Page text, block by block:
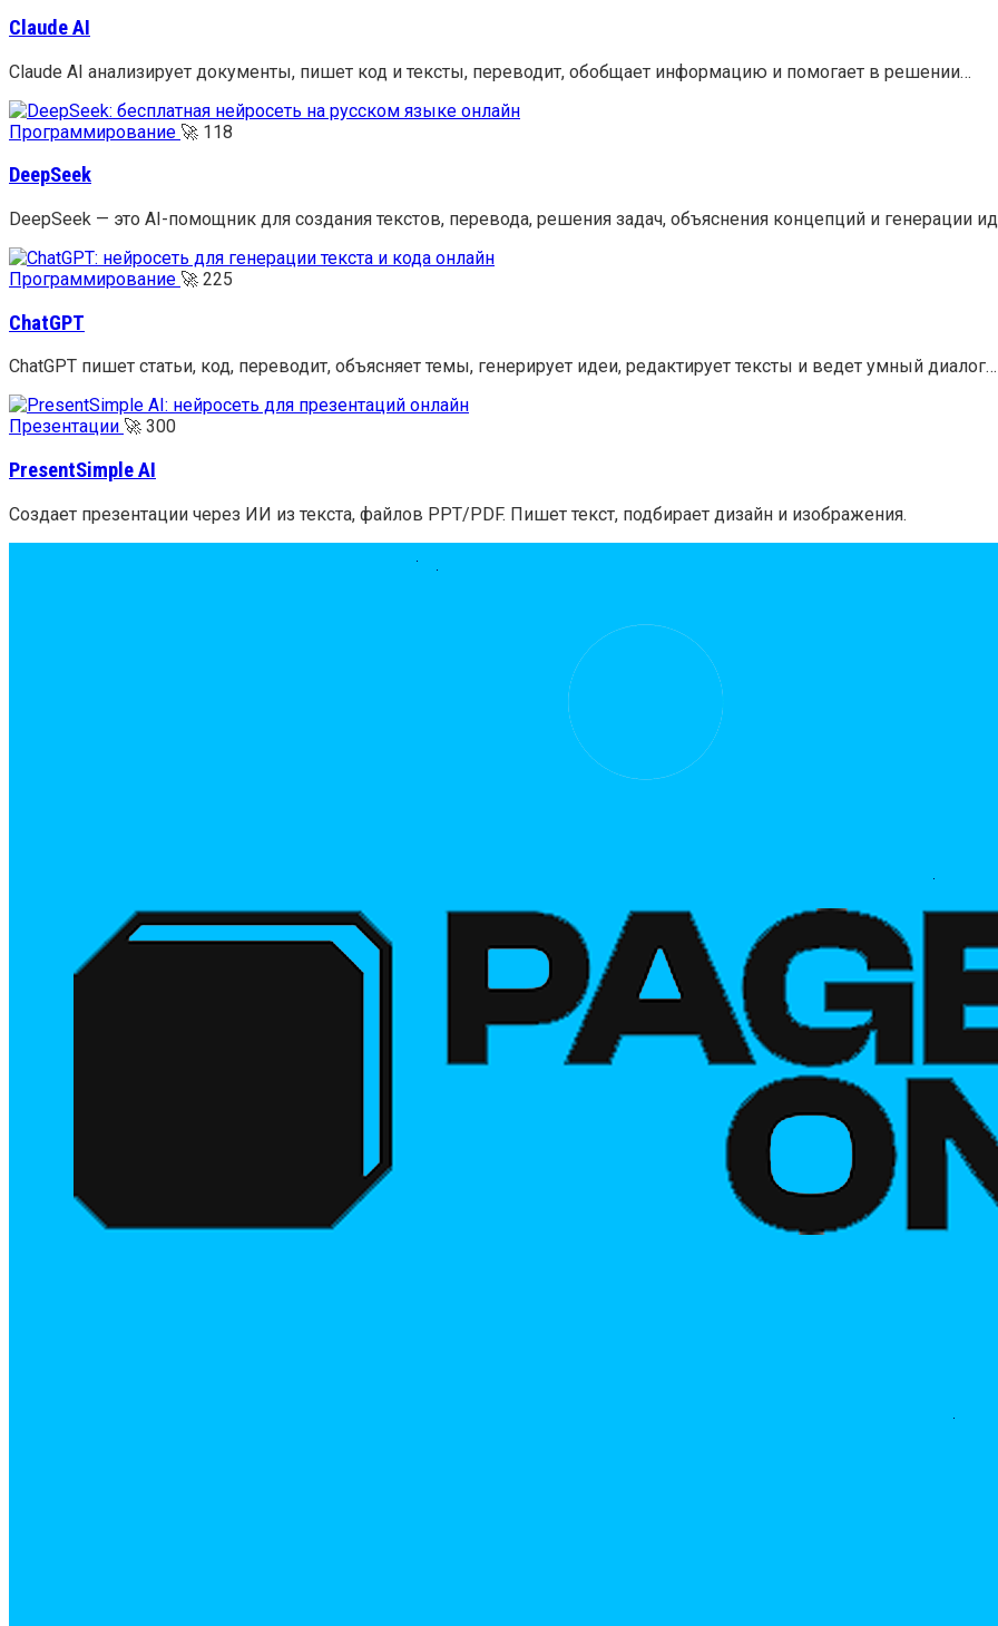
Claude AI
Claude AI анализирует документы, пишет код и тексты, переводит, обобщает информацию и помогает в решении…
Программирование 🚀 118
DeepSeek
DeepSeek — это AI-помощник для создания текстов, перевода, решения задач, объяснения концепций и генерации
Программирование 🚀 225
ChatGPT
ChatGPT пишет статьи, код, переводит, объясняет темы, генерирует идеи, редактирует тексты и ведет умный диалог…
Презентации 🚀 300
PresentSimple AI
Создает презентации через ИИ из текста, файлов PPT/PDF. Пишет текст, подбирает дизайн и изображения.